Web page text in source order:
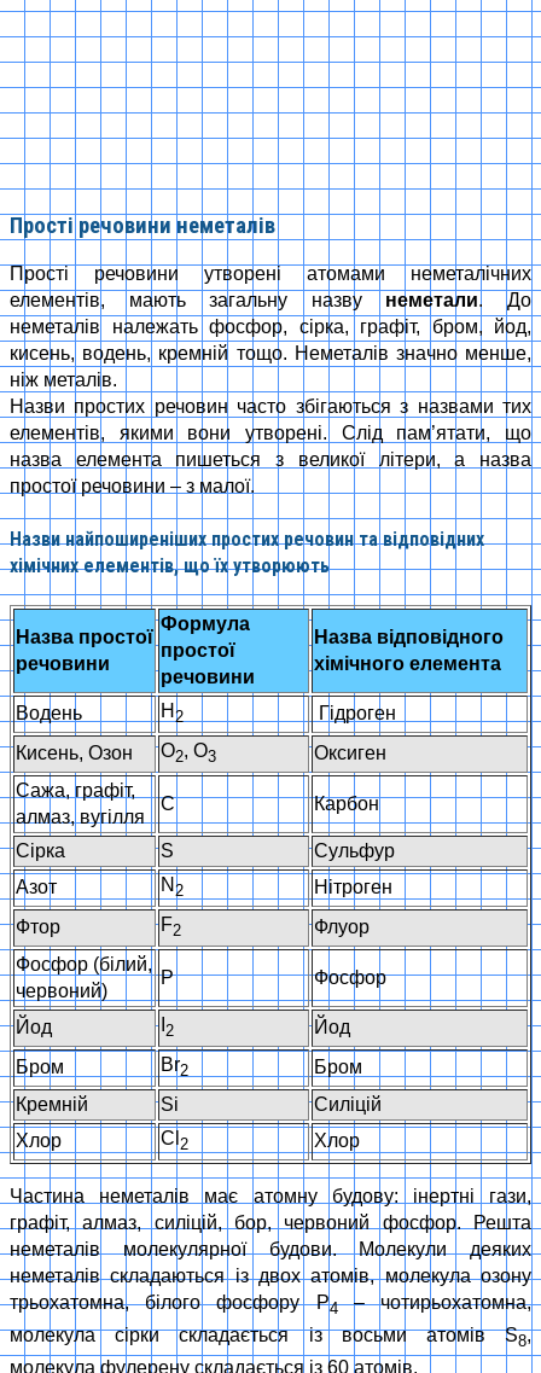
Прості речовини неметалів
Прості речовини утворені атомами неметалічних
елементів, мають загальну назву неметали. До
неметалів належать фосфор, сірка, графіт, бром, йод,
кисень, водень, кремній тощо. Неметалів значно менше,
ніж металів.
Назви простих речовин часто збігаються з назвами тих
елементів, якими вони утворені. Слід пам’ятати, що
назва елемента пишеться з великої літери, а назва
простої речовини – з малої.
Назви найпоширеніших простих речовин та відповідних
хімічних елементів, що їх утворюють
Назва простої
речовини
Формула
простої
речовини
Назва відповідного
хімічного елемента
Водень H 2
Гідроген
Кисень, Озон
O2, O3
Оксиген
Сажа, графіт,
алмаз, вугілля
C Карбон
Сірка S
Сульфур
Азот
N 2
Нітроген
Фтор
F2
Флуор
Фосфор (білий,
червоний)
P Фосфор
Йод 2
Йод
Бром
Br2
Бром
Кремній
Si
Силіцій
Хлор
Cl 2 Хлор
Частина неметалів має атомну будову: інертні гази,
графіт, алмаз, силіцій, бор, червоний фосфор. Решта
неметалів молекулярної будови. Молекули деяких
неметалів складаються із двох атомів, молекула озону
трьохатомна, білого фосфору Р4– чотирьохатомна,
молекула сірки складається із восьми атомів S8,
молекула фулерену складається із 60 атомів.